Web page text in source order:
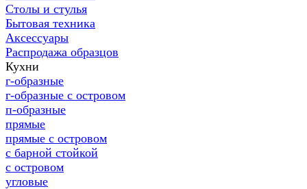
Столы и стулья
Бытовая техника
Аксессуары
Распродажа образцов
Кухни
г-образные
г-образные с островом
п-образные
прямые
прямые с островом
с барной стойкой
с островом
угловые